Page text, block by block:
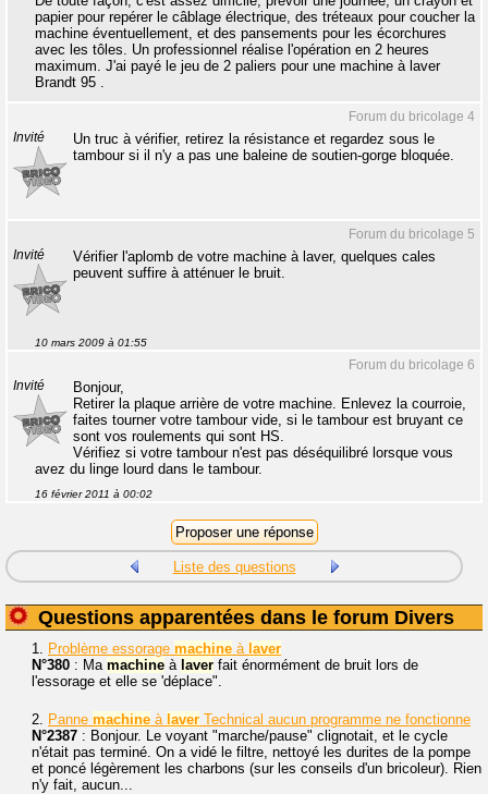
papier pour repérer le câblage électrique, des tréteaux pour coucher la
machine éventuellement, et des pansements pour les écorchures
avec les tôles. Un professionnel réalise l'opération en 2 heures
maximum. J'ai payé le jeu de 2 paliers pour une machine à laver
Brandt 95 .
Forum du bricolage 4
Invité
Un truc à vérifier, retirez la résistance et regardez sous le
tambour si il n'y a pas une baleine de soutien-gorge bloquée.
Forum du bricolage 5
Invité
Vérifier l'aplomb de votre machine à laver, quelques cales
peuvent suffire à atténuer le bruit.
10 mars 2009 à 01:55
Forum du bricolage 6
Invité
Bonjour,
Retirer la plaque arrière de votre machine. Enlevez la courroie,
faites tourner votre tambour vide, si le tambour est bruyant ce
sont vos roulements qui sont HS.
Vérifiez si votre tambour n'est pas déséquilibré lorsque vous
avez du linge lourd dans le tambour.
16 février 2011 à 00:02
Liste des questions
Questions apparentées dans le forum Divers
1. Problème essorage machine à laver
N°380 : Ma machine à laver fait énormément de bruit lors de
l'essorage et elle se 'déplace".
2. Panne machine à laver Technical aucun programme ne fonctionne
N°2387 : Bonjour. Le voyant "marche/pause" clignotait, et le cycle
n'était pas terminé. On a vidé le filtre, nettoyé les durites de la pompe
et poncé légèrement les charbons (sur les conseils d'un bricoleur). Rien
n'y fait, aucun...